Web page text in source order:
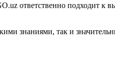
ответственно подходит к
знаниями, так и